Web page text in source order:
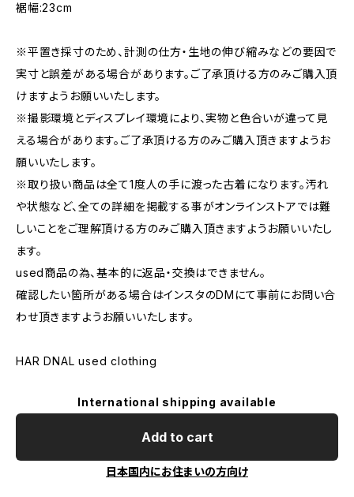
裾幅:23cm
※平置き採寸のため、計測の仕方・生地の伸び縮みなどの要因で
実寸と誤差がある場合があります。ご了承頂ける方のみご購入頂
けますようお願いいたします。
※撮影環境とディスプレイ環境により、実物と色合いが違って見
える場合があります。ご了承頂ける方のみご購入頂きますようお
願いいたします。
※取り扱い商品は全て1度人の手に渡った古着になります。汚れ
や状態など、全ての詳細を掲載する事がオンラインストアでは難
しいことをご理解頂ける方のみご購入頂きますようお願いいたし
ます。
used商品の為、基本的に返品・交換はできません。
確認したい箇所がある場合はインスタのDMにて事前にお問い合
わせ頂きますようお願いいたします。
HAR DNAL used clothing
International shipping available
Add to cart
日本国内にお住まいの方向け